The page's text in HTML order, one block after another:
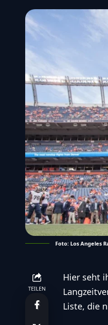
Foto: Los Angeles
TEILEN
Hier seht
Liste, die